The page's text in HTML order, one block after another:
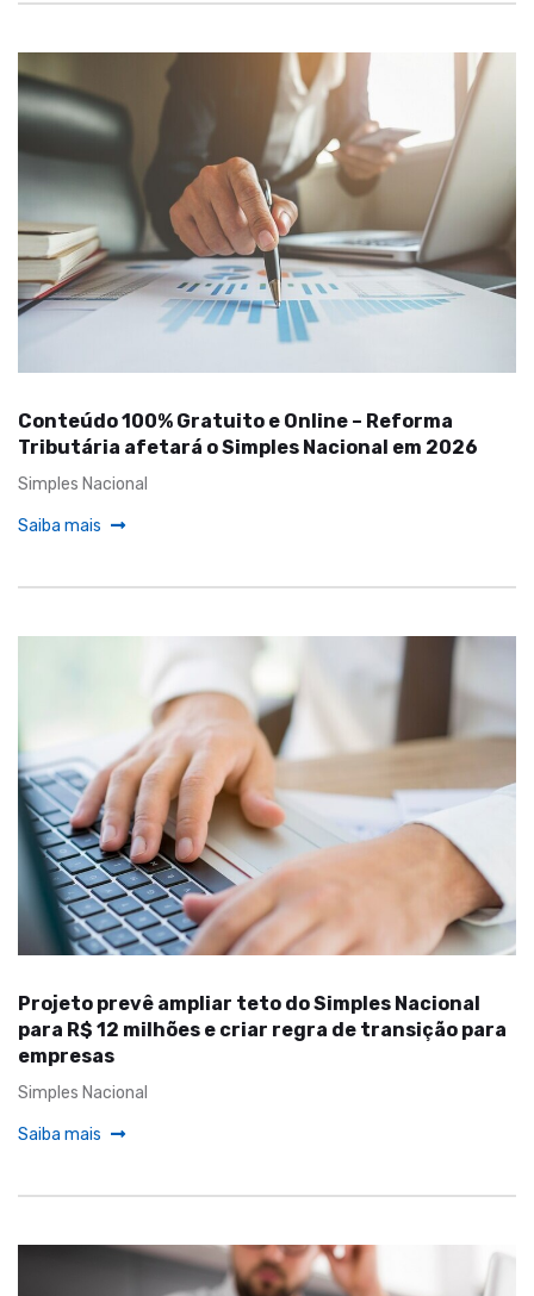
Conteúdo 100% Gratuito e Online – Reforma
Tributária afetará o Simples Nacional em 2026
Simples Nacional
Saiba mais
Projeto prevê ampliar teto do Simples Nacional
para R$ 12 milhões e criar regra de transição para
empresas
Simples Nacional
Saiba mais